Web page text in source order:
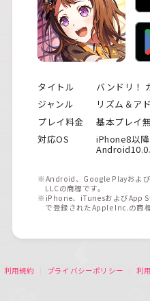
タイトル
バンドリ！
ジャンル
リズム＆ア
プレイ料金
基本プレイ
対応OS
iPhone8以降
Android10.0
※Android、Google Playおよ
LLCの商標です。
※iPhone、iTunesおよびApp
で登録されたApple Inc.の商標
利用規約 プライバシーポリシー 利